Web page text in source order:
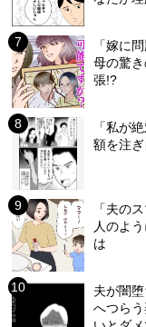
「嫁に
母の驚
張!?
「私が
額を注
「夫の
人のよ
は
夫が闇
へつら